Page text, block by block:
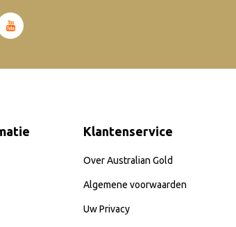
Klantenservice
Over Australian Gold
Algemene voorwaarden
Uw Privacy